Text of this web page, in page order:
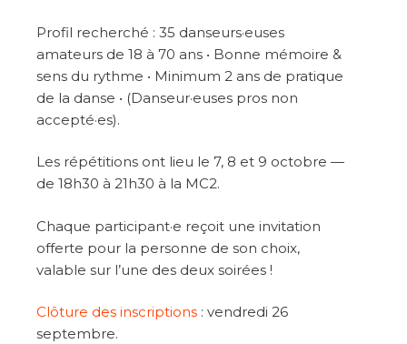
Profil recherché : 35 danseurs·euses
amateurs de 18 à 70 ans • Bonne mémoire &
sens du rythme • Minimum 2 ans de pratique
de la danse • (Danseur·euses pros non
accepté·es).
Les répétitions ont lieu le 7, 8 et 9 octobre —
de 18h30 à 21h30 à la MC2.
Chaque participant·e reçoit une invitation
offerte pour la personne de son choix,
valable sur l’une des deux soirées !
Clôture des inscriptions : vendredi 26
septembre.